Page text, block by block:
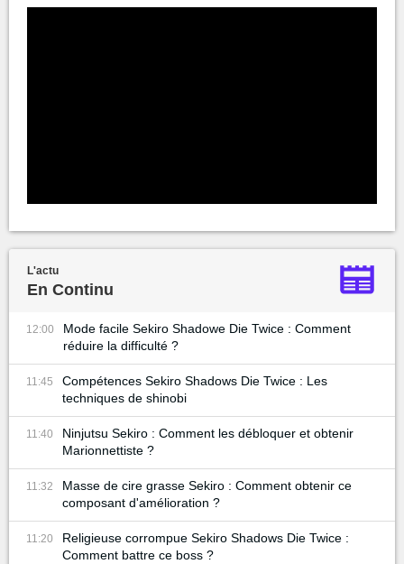
L'actu
En Continu
12:00
Mode facile Sekiro Shadowe Die Twice : Comment
réduire la difficulté ?
11:45
Compétences Sekiro Shadows Die Twice : Les
techniques de shinobi
11:40
Ninjutsu Sekiro : Comment les débloquer et obtenir
Marionnettiste ?
11:32
Masse de cire grasse Sekiro : Comment obtenir ce
composant d'amélioration ?
11:20
Religieuse corrompue Sekiro Shadows Die Twice :
Comment battre ce boss ?